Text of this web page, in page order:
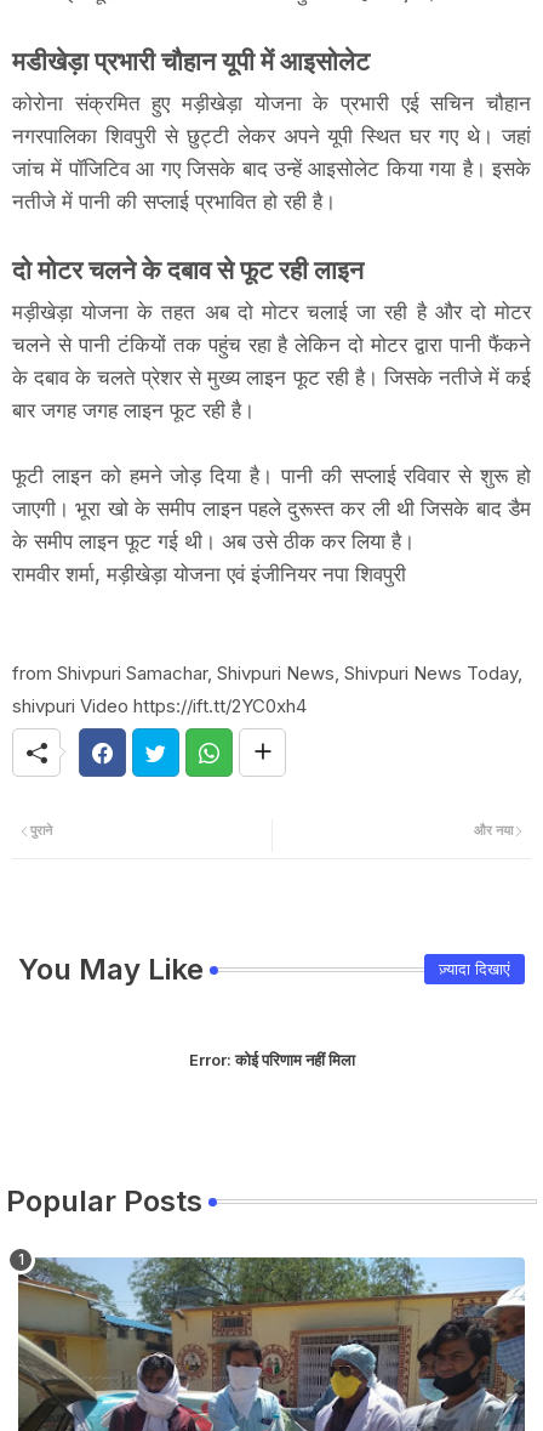
मडीखेड़ा प्रभारी चौहान यूपी में आइसोलेट
कोरोना संक्रमित हुए मड़ीखेड़ा योजना के प्रभारी एई सचिन चौहान
नगरपालिका शिवपुरी से छुट्टी लेकर अपने यूपी स्थित घर गए थे। जहां
जांच में पॉजिटिव आ गए जिसके बाद उन्हें आइसोलेट किया गया है। इसके
नतीजे में पानी की सप्लाई प्रभावित हो रही है।
दो मोटर चलने के दबाव से फूट रही लाइन
मड़ीखेड़ा योजना के तहत अब दो मोटर चलाई जा रही है और दो मोटर
चलने से पानी टंकियों तक पहुंच रहा है लेकिन दो मोटर द्वारा पानी फैंकने
के दबाव के चलते प्रेशर से मुख्य लाइन फूट रही है। जिसके नतीजे में कई
बार जगह जगह लाइन फूट रही है।
फूटी लाइन को हमने जोड़ दिया है। पानी की सप्लाई रविवार से शुरू हो
जाएगी। भूरा खो के समीप लाइन पहले दुरूस्त कर ली थी जिसके बाद डैम
के समीप लाइन फूट गई थी। अब उसे ठीक कर लिया है।
रामवीर शर्मा, मड़ीखेड़ा योजना एवं इंजीनियर नपा शिवपुरी
from Shivpuri Samachar, Shivpuri News, Shivpuri News Today,
shivpuri Video https://ift.tt/2YC0xh4
और नया
पुराने
You May Like ज़्यादा दिखाएं
Error:कोई परिणाम नहीं मिला
Popular Posts